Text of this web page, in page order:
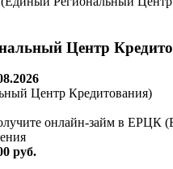
Центр
онлайн-займ в ЕРЦК
руб.